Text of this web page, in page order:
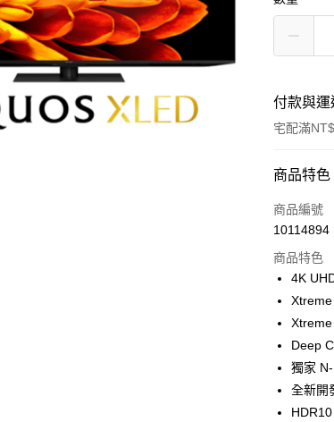
付款與
宅配滿
付款方式
信用卡一
街口支付
悠遊付
ATM付款
運送方式
商品特色
商品編號
10114894
商品特色
4K
Deep
獨家
全新開